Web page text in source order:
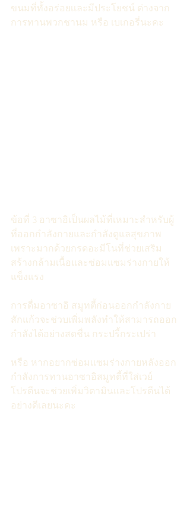
ขนมที่ทั้งอร่อยเเละมีประโยชน์ ต่างจาก
การทานพวกชานม หรือ เบเกอรี่นะคะ
ข้อที่ 3 อาซาอิเป็นผลไม้ที่เหมาะสำหรับผู้
ที่ออกกำลังกายและกำลังดูแลสุขภาพ
เพราะมากด้วยกรดอะมีโนที่ช่วยเสริม
สร้างกล้ามเนื้อและซ่อมแซมร่างกายให้
แข็งแรง
การดื่มอาซาอิ สมูทตี้ก่อนออกกำลังกาย
สักแก้วจะช่วบเพิ่มพลังทำให้สามารถออก
กำลังได้อย่างสดชื่น กระปรี้กระเปร่า
หรือ หากอยากซ่อมเเซมร่างกายหลังออก
กำลังการทานอาซาอิสมูทตี้ที่ใส่เวย์
โปรตีนจะช่วยเพิ่มวิตามินเเละโปรตีนได้
อย่างดีเลยนะคะ